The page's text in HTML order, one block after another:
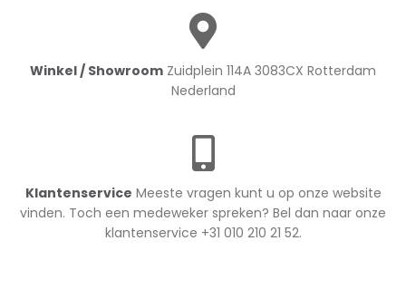
Winkel / Showroom Zuidplein 114A 3083CX Rotterdam
Nederland
Klantenservice Meeste vragen kunt u op onze website
vinden. Toch een medeweker spreken? Bel dan naar onze
klantenservice +31 010 210 21 52.